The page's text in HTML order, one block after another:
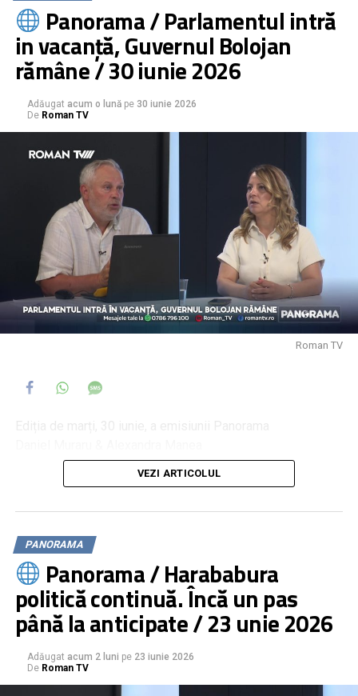
bacalaureat.edu.ro
Panorama / Parlamentul intră
in vacanță, Guvernul Bolojan
rămâne / 30 iunie 2026
Adăugat acum o lună pe 30 iunie 2026
De Roman TV
Roman TV
Circul politic continuă. Cu premierul Bolojan pana la
Se anunță o vară fierbinte. Petreceri pe bani publici
Milioane de lei pentru sindrofiile organizate de primării
VEZI ARTICOLUL
PANORAMA
Panorama / Harababura
politică continuă. Încă un pas
până la anticipate / 23 unie 2026
Adăugat acum 2 luni pe 23 iunie 2026
De Roman TV